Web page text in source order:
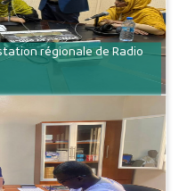
régionale de Radio